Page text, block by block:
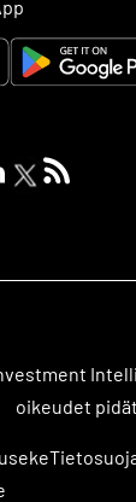
oikeudet